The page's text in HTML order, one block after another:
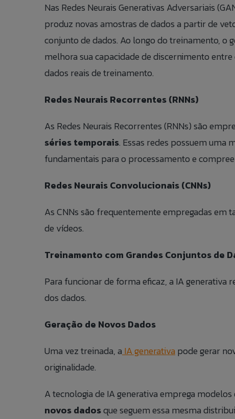
Nas Redes Neurais Generativas Adversariais
produz novas amostras de dados a partir de
conjunto de dados. Ao longo do treinamento, o
melhora sua capacidade de discernimento
dados reais de treinamento.
Redes Neurais Recorrentes (RNNs)
As Redes Neurais Recorrentes (RNNs) são
séries temporais. Essas redes possuem uma
fundamentais para o processamento e
Redes Neurais Convolucionais (CNNs)
As CNNs são frequentemente empregadas em
de vídeos.
Treinamento com Grandes Conjuntos de
Para funcionar de forma eficaz, a IA generativa
dos dados.
Geração de Novos Dados
Uma vez treinada, a IA generativa pode gerar
originalidade.
A tecnologia de IA generativa emprega
novos dadosque seguem essa mesma
Fale
NOME
E-MAIL:
TELEFONE:
ASSUNTO:
Talk
FULL NAME:
COMPANY:
E-MAIL:
PHONE:
SUBJECT:
MESSAGE:
titular dos dados